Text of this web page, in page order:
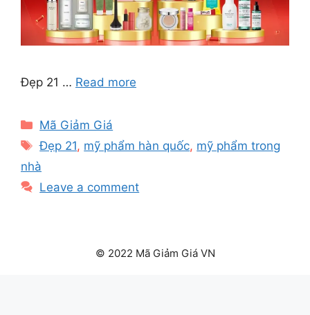
Đẹp 21 … Read more
Categories
Mã Giảm Giá
Tags
Đẹp 21, mỹ phẩm hàn quốc, mỹ phẩm trong
nhà
Leave a comment
© 2022 Mã Giảm Giá VN